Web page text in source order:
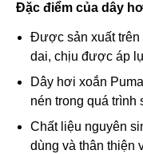
Đặc điểm của dây
Được sản xuất trên
dai, chịu được áp
Dây hơi xoắn
nén trong quá trình
Chất liệu nguyên
dùng và thân thiện